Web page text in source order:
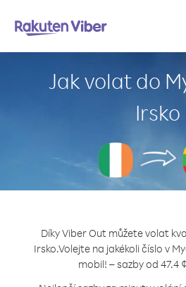
Jak volat do
Irsko
Díky Viber Out můžete volat
Irsko.Volejte na jakékoli číslo v
mobil! – sazby od 47.4